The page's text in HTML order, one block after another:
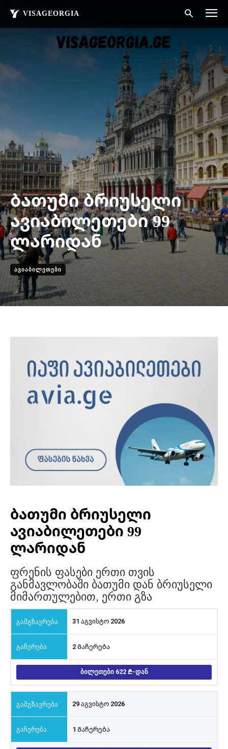
VISAGEORGIA
ბათუმი ბრიუსელი
ავიაბილეთები 99
ლარიდან
ᲐᲕᲘᲐᲑᲘᲚᲔᲗᲔᲑᲘ
ბათუმი ბრიუსელი
ავიაბილეთები 99
ლარიდან
ფრენის ფასები ერთი თვის
განმავლობაში ბათუმი დან ბრიუსელი
მიმართულებით, ერთი გზა
31 აგვისტო 2026
2 Გაჩერება
ᲑᲘᲚᲔᲗᲔᲑᲘ 622 -ᲓᲐᲜ
29 აგვისტო 2026
1 Გაჩერება